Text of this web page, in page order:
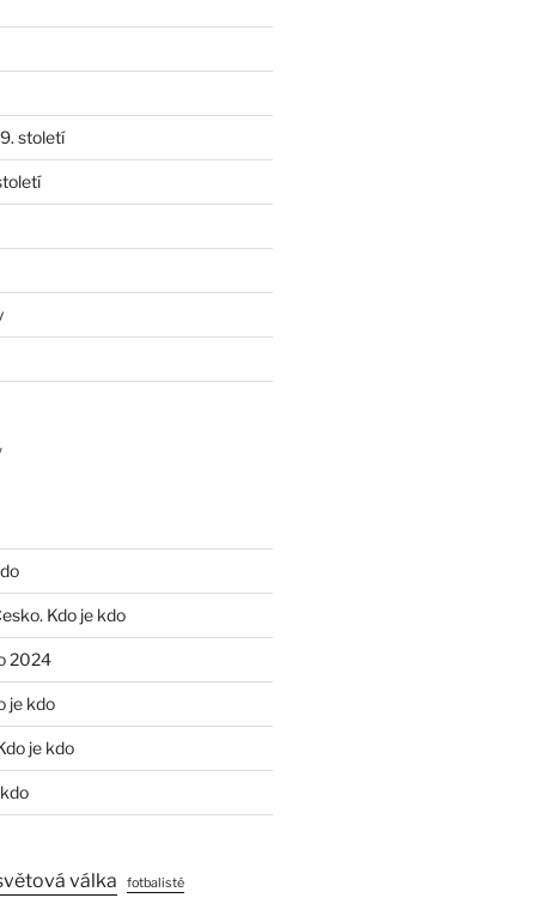
století
Kdo je kdo
2024
je kdo
je kdo
válka fotbalisté